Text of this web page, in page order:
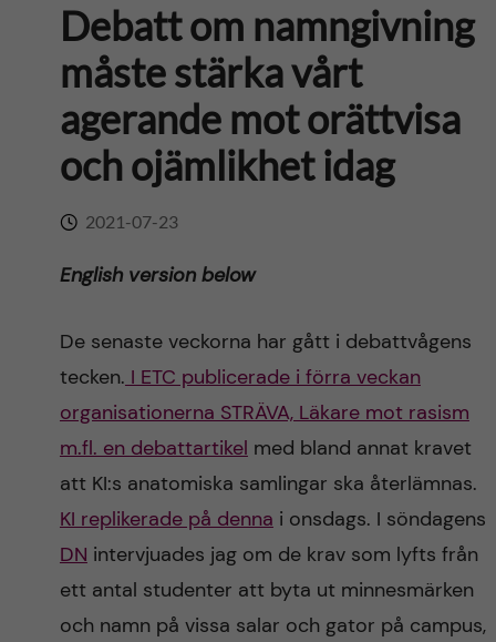
o
s
e
a
f
i
e
l
d
w
Debatt om namngivning
måste stärka vårt
agerande mot orättvisa
och ojämlikhet idag
2021-07-23
English version below
De senaste veckorna har gått i debattvågens
tecken. I ETC publicerade i förra veckan
organisationerna STRÄVA, Läkare mot rasism
m.fl. en debattartikel med bland annat kravet
att KI:s anatomiska samlingar ska återlämnas.
KI replikerade på denna i onsdags. I söndagens
DN intervjuades jag om de krav som lyfts från
ett antal studenter att byta ut minnesmärken
och namn på vissa salar och gator på campus,